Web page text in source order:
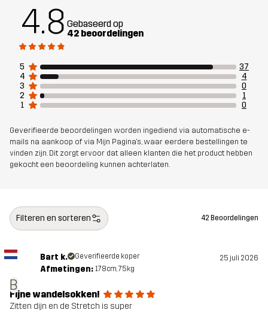
4.8 Gebaseerd op
42 beoordelingen
5
37
4
4
3
0
2
1
1
0
Geverifieerde beoordelingen worden ingediend via automatische e-
mails na aankoop of via Mijn Pagina's, waar eerdere bestellingen te
vinden zijn. Dit zorgt ervoor dat alleen klanten die het product hebben
gekocht een beoordeling kunnen achterlaten.
Filteren en sorteren 42 Beoordelingen
B
Bart k. Geverifieerde koper 25 juli 2026
Afmetingen: 178cm, 75kg
Fijne wandelsokken!
Zitten dijn en de Stretch is super